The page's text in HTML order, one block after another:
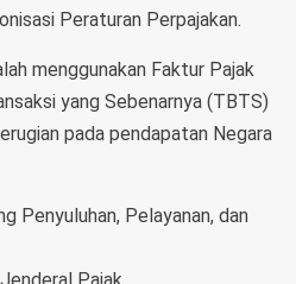
Peraturan Perpajakan.
menggunakan Faktur Pajak
yang Sebenarnya (TBTS)
pada pendapatan Negara
Penyuluhan, Pelayanan, dan
Pajak